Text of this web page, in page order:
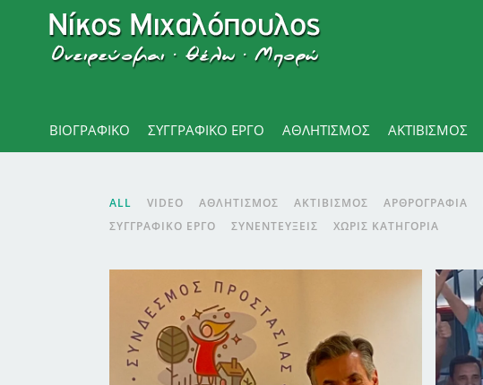
ΒΙΟΓΡΑΦΙΚΌ ΣΥΓΓΡΑΦΙΚΟ ΕΡΓΟ ΑΘΛΗΤΙΣΜΌΣ ΑΚΤΙΒΙΣΜΟΣ
ALL VIDEO ΑΘΛΗΤΙΣΜΌΣ ΑΚΤΙΒΙΣΜΌΣ ΑΡΘΡΟΓΡΑΦΊΑ
ΣΥΓΓΡΑΦΙΚΌ ΈΡΓΟ
ΣΥΝΕΝΤΕΎΞΕΙΣ ΧΩΡΊΣ ΚΑΤΗΓΟΡΊΑ